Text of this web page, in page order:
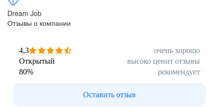
Dream Job
Отзывы о компании
4,3
очень хорошо
Открытый
высоко ценит отзывы
80% рекомендует
Оставить отзыв